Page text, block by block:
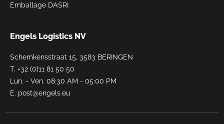
Emballage DASRI
Engels Logistics NV
Schemkensstraat 15, 3583 BERINGEN
T. +32 (0)11 81 50 50
Lun. - Ven. 08:30 AM - 05:00 PM
E. post@engels.eu